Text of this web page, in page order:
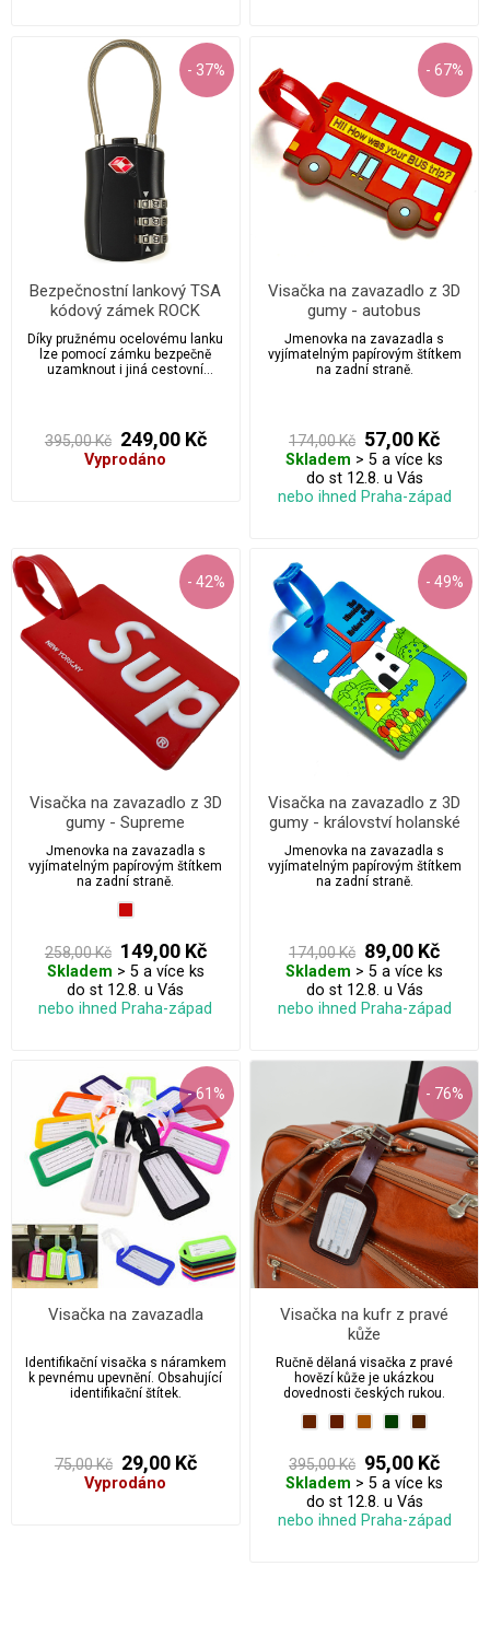
- 37%
Bezpečnostní lankový TSA
kódový zámek ROCK
Díky pružnému ocelovému lanku
lze pomocí zámku bezpečně
uzamknout i jiná cestovní
395,00 Kč 249,00 Kč
Vyprodáno
- 67%
Visačka na zavazadlo z 3D
gumy - autobus
Jmenovka na zavazadla s
vyjímatelným papírovým štítkem
na zadní straně.
174,00 Kč 57,00 Kč
Skladem > 5 a více ks
do st 12.8. u Vás
nebo ihned Praha-západ
- 42%
Visačka na zavazadlo z 3D
gumy - Supreme
Jmenovka na zavazadla s
vyjímatelným papírovým štítkem
na zadní straně.
258,00 Kč 149,00 Kč
Skladem > 5 a více ks
do st 12.8. u Vás
nebo ihned Praha-západ
- 49%
Visačka na zavazadlo z 3D
gumy - království holanské
Jmenovka na zavazadla s
vyjímatelným papírovým štítkem
na zadní straně.
174,00 Kč 89,00 Kč
Skladem > 5 a více ks
do st 12.8. u Vás
nebo ihned Praha-západ
- 61%
Visačka na zavazadla
Identifikační visačka s náramkem
k pevnému upevnění. Obsahující
identifikační štítek.
75,00 Kč 29,00 Kč
Vyprodáno
- 76%
Visačka na kufr z pravé
kůže
Ručně dělaná visačka z pravé
hovězí kůže je ukázkou
dovednosti českých rukou.
395,00 Kč 95,00 Kč
Skladem > 5 a více ks
do st 12.8. u Vás
nebo ihned Praha-západ